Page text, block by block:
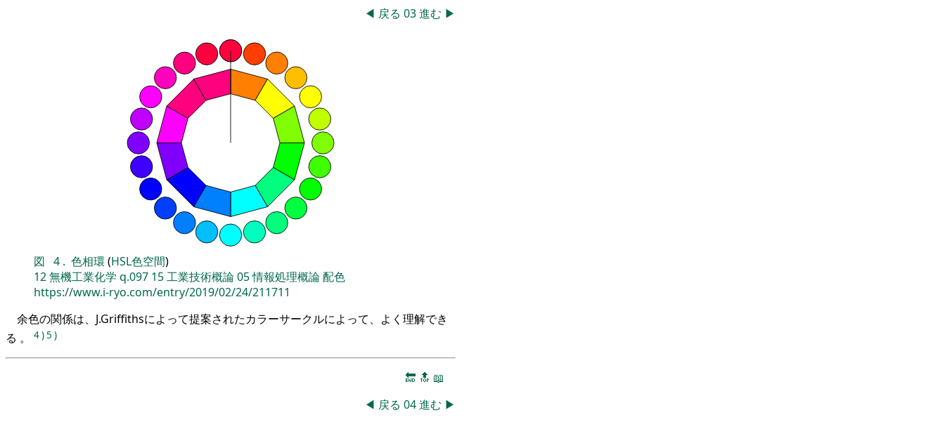
◀ 戻る 03進む ▶
図 4 . 色相環 (HSL色空間)
12無機工業化学 q.097 15工業技術概論05情報処理概論配色
https://www.i-ryo.com/entry/2019/02/24/211711
余色の関係は、J.Griffithsによって提案されたカラーサークルによって、よく理解でき
る 。
4)5 )
🔚 🔝 📖
◀ 戻る 04進む ▶